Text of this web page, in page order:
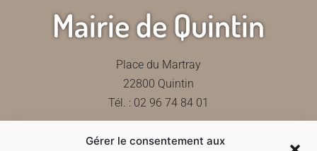
Gérer le consentement aux
Mairie de Quintin
Place du Martray
22800 Quintin
Tél. : 02 96 74 84 01
Contactez-nous